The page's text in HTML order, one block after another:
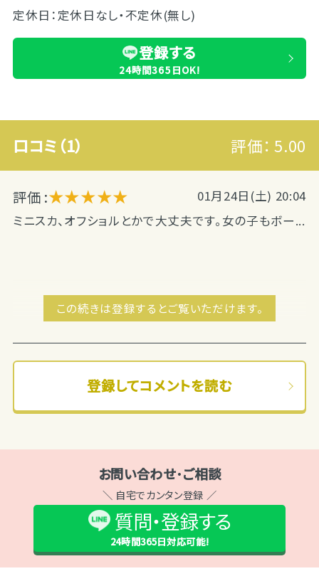
定休日：定休日なし・不定休(無し)
登録する
24時間365日OK!
口コミ（1） 評価： 5.00
評価 :★★★★★
01月24日(土) 20:04
ミニスカ、オフショルとかで大丈夫です。女の子もボー...
この続きは登録するとご覧いただけます。
登録してコメントを読む
お問い合わせ･ご相談
＼ 自宅でカンタン登録 ／
質問・登録する
24時間365日対応可能!